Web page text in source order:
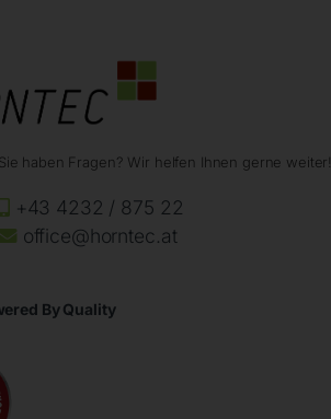
Sie haben Fragen? Wir helfen Ihnen gerne weiter!
+43 4232 / 875 22
office@horntec.at
By Quality